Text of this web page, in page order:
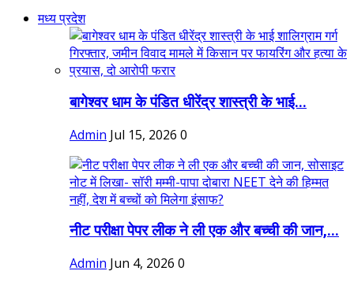
मध्य प्रदेश
बागेश्वर धाम के पंडित धीरेंद्र शास्त्री के भाई...
Admin Jul 15, 2026 0
नीट परीक्षा पेपर लीक ने ली एक और बच्ची की जान,...
Admin Jun 4, 2026 0